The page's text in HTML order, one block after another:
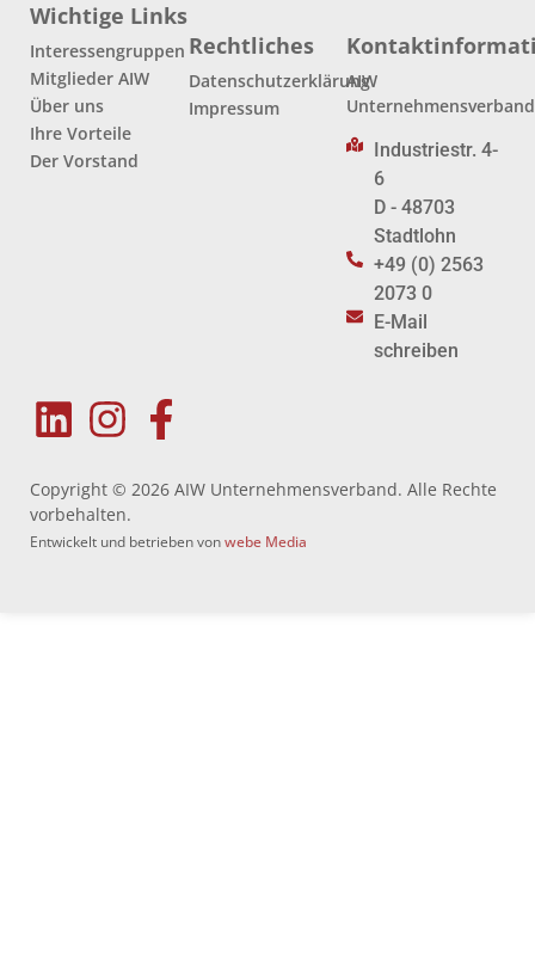
Wichtige Links
Interessengruppen
Mitglieder AIW
Über uns
Ihre Vorteile
Der Vorstand
Rechtliches
Datenschutzerklärung
Impressum
AIW
Unternehmensverband
Industriestr. 4-
6
D - 48703
Stadtlohn
+49 (0) 2563
2073 0
E-Mail
schreiben
Copyright © 2026 AIW Unternehmensverband. Alle Rechte
vorbehalten.
Entwickelt und betrieben vonwebe Media